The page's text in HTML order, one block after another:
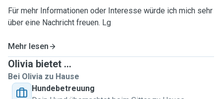
Für mehr Informationen oder Interesse würde ich mich sehr
über eine Nachricht freuen. Lg
Mehr lesen
Olivia bietet ...
Bei Olivia zu Hause
Hundebetreuung